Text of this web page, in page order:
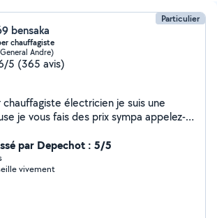
Particulier
bensaka
chauffagiste
Andre)
5 (365 avis)
chauffagiste électricien je suis une
je vous fais des prix sympa appelez-
par Depechot : 5/5
trés bien je le conseille vivement